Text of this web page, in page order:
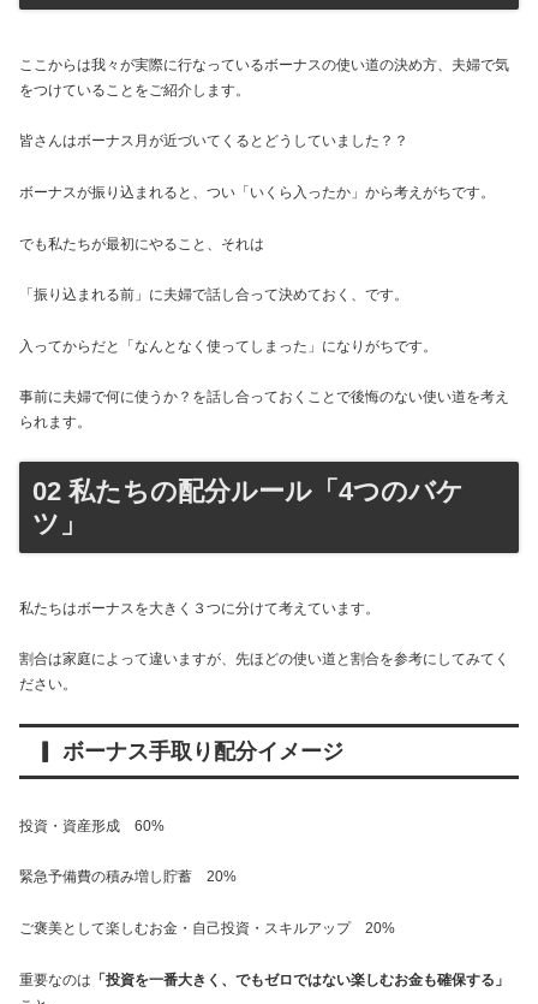
ここからは我々が実際に行なっているボーナスの使い道の決め方、夫婦で気
をつけていることをご紹介します。
皆さんはボーナス月が近づいてくるとどうしていました？？
ボーナスが振り込まれると、つい「いくら入ったか」から考えがちです。
でも私たちが最初にやること、それは
「振り込まれる前」に夫婦で話し合って決めておく、です。
入ってからだと「なんとなく使ってしまった」になりがちです。
事前に夫婦で何に使うか？を話し合っておくことで後悔のない使い道を考え
られます。
02 私たちの配分ルール「4つのバケ
ツ」
私たちはボーナスを大きく３つに分けて考えています。
割合は家庭によって違いますが、先ほどの使い道と割合を参考にしてみてく
ださい。
▎ ボーナス手取り配分イメージ
投資・資産形成 60%
緊急予備費の積み増し貯蓄 20%
ご褒美として楽しむお金・自己投資・スキルアップ 20%
重要なのは 「投資を一番大きく、でもゼロではない楽しむお金も確保する」